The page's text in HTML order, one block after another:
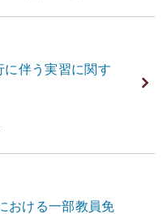
に伴う実習に関す
おける一部教員免